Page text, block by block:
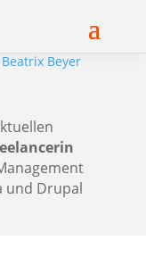
und Drupal